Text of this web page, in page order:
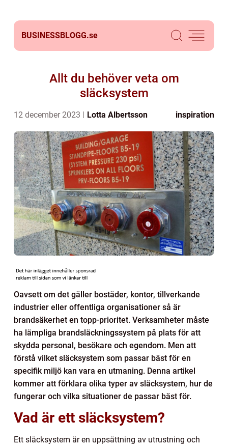
BUSINESSBLOGG.se
Allt du behöver veta om
släcksystem
12 december 2023 Lotta Albertsson inspiration
Oavsett om det gäller bostäder, kontor, tillverkande
industrier eller offentliga organisationer så är
brandsäkerhet en topp-prioritet. Verksamheter måste
ha lämpliga brandsläckningssystem på plats för att
skydda personal, besökare och egendom. Men att
förstå vilket släcksystem som passar bäst för en
specifik miljö kan vara en utmaning. Denna artikel
kommer att förklara olika typer av släcksystem, hur de
fungerar och vilka situationer de passar bäst för.
Vad är ett släcksystem?
Ett släcksystem är en uppsättning av utrustning och